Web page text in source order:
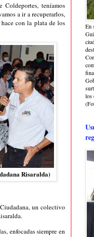
teníamos
a ir a recuperarlos,
con la plata de los
Risaralda)
un colectivo
enfocadas siempre en
En
los